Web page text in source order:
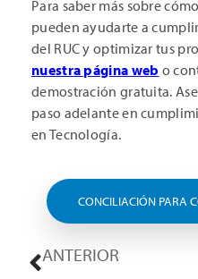
Para saber más sobre
pueden ayudarte a
del RUC y optimizar tus
nuestra página web o
demostración gratuita.
paso adelante en
en Tecnología.
CONCILIACIÓN PARA
ANTERIOR